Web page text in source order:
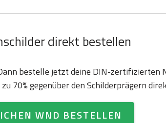
direkt bestellen
bestelle jetzt deine DIN-zertifizierten
70% gegenüber den Schilderprägern
WND BESTELLEN